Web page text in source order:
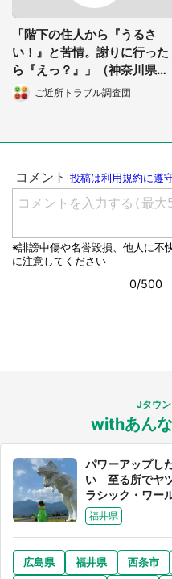
「階下の住人から『うるさ
い！』と苦情。謝りに行った
ら『えっ？』」（神奈川県・
30代主婦）
ご近所トラブル調査団
Jタウ
withあん
パワーアップし
い 至る所でヤ
ラシック・ワー
福井県
広島県 福井県 西条市